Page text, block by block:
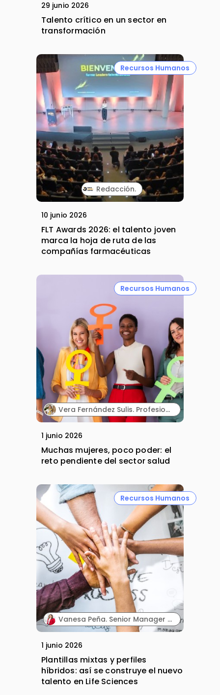
29 junio 2026
Talento crítico en un sector en
transformación
Recursos Humanos
Redacción.
10 junio 2026
FLT Awards 2026: el talento joven
marca la hoja de ruta de las
compañías farmacéuticas
Recursos Humanos
Vera Fernández Sulis. Profesional senior de Desarrollo de Negocio y Alliance Management en la industria farmacéutica.
1 junio 2026
Muchas mujeres, poco poder: el
reto pendiente del sector salud
Recursos Humanos
Vanesa Peña. Senior Manager de Contracting & Outsourcing Services. Hays España.
1 junio 2026
Plantillas mixtas y perfiles
híbridos: así se construye el nuevo
talento en Life Sciences